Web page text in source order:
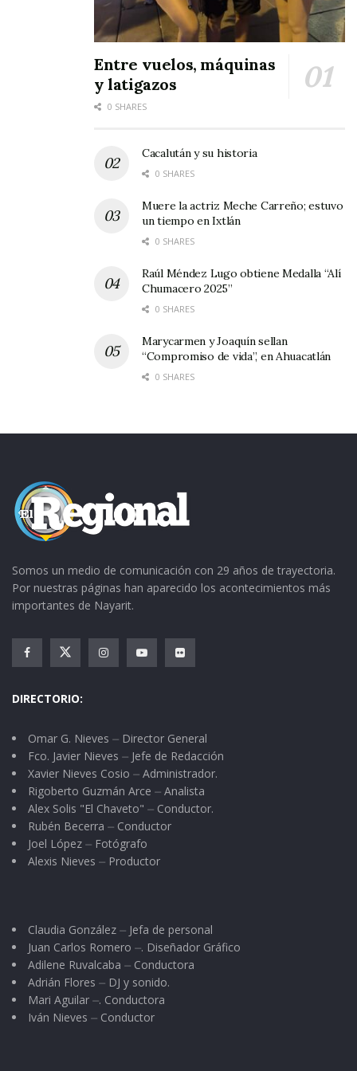
Entre vuelos, máquinas
y latigazos
0 SHARES
Cacalután y su historia
0 SHARES
Muere la actriz Meche Carreño; estuvo
un tiempo en Ixtlán
0 SHARES
Raúl Méndez Lugo obtiene Medalla “Alí
Chumacero 2025”
0 SHARES
Marycarmen y Joaquín sellan
“Compromiso de vida”, en Ahuacatlán
0 SHARES
Somos un medio de comunicación con 29 años de trayectoria.
Por nuestras páginas han aparecido los acontecimientos más
importantes de Nayarit.
DIRECTORIO:
Omar G. Nieves ⏤ Director General
Fco. Javier Nieves ⏤ Jefe de Redacción
Xavier Nieves Cosio ⏤ Administrador.
Rigoberto Guzmán Arce ⏤ Analista
Alex Solis "El Chaveto" ⏤ Conductor.
Rubén Becerra ⏤ Conductor
Joel López ⏤ Fotógrafo
Alexis Nieves ⏤ Productor
Claudia González ⏤ Jefa de personal
Juan Carlos Romero ⏤. Diseñador Gráfico
Adilene Ruvalcaba ⏤ Conductora
Adrián Flores ⏤ DJ y sonido.
Mari Aguilar ⏤. Conductora
Iván Nieves ⏤ Conductor